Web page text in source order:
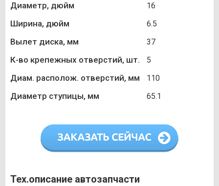
Диаметр, дюйм 16
Ширина, дюйм 6.5
Вылет диска, мм 37
К-во крепежных отверстий, шт. 5
Диам. располож. отверстий, мм 110
Диаметр ступицы, мм 65.1
Тех.описание автозапчасти